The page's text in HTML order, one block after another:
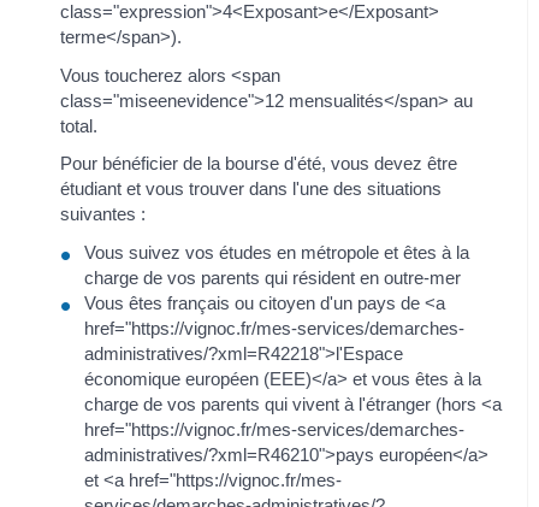
class="expression">4<Exposant>e</Exposant>
terme</span>).
Vous toucherez alors <span
class="miseenevidence">12 mensualités</span> au
total.
Pour bénéficier de la bourse d'été, vous devez être
étudiant et vous trouver dans l'une des situations
suivantes :
Vous suivez vos études en métropole et êtes à la
charge de vos parents qui résident en outre-mer
Vous êtes français ou citoyen d'un pays de <a
href="https://vignoc.fr/mes-services/demarches-
administratives/?xml=R42218">l'Espace
économique européen (EEE)</a> et vous êtes à la
charge de vos parents qui vivent à l'étranger (hors <a
href="https://vignoc.fr/mes-services/demarches-
administratives/?xml=R46210">pays européen</a>
et <a href="https://vignoc.fr/mes-